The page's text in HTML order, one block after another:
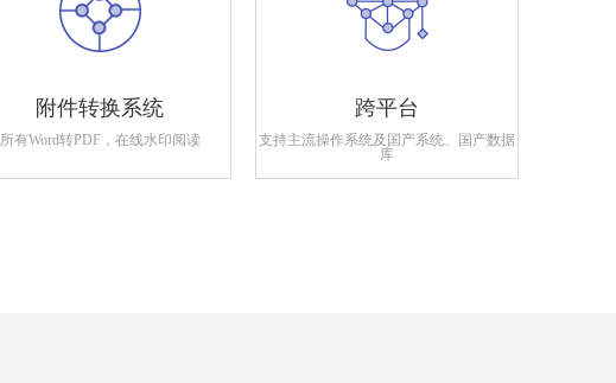
附件转换系统
所有Word转PDF，在线水印阅读
跨平台
支持主流操作系统及国产系统、国产数据
库